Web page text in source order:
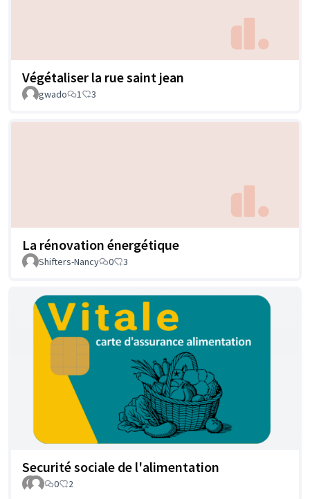
Végétaliser la rue saint jean
gwado 1 3
La rénovation énergétique
Shifters-Nancy 0 3
Securité sociale de l'alimentation
0 2